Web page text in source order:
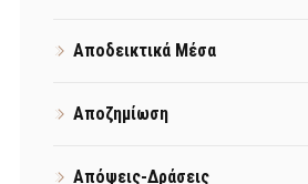
Αποδεικτικά Μέσα
Αποζημίωση
Απόψεις-Δράσεις